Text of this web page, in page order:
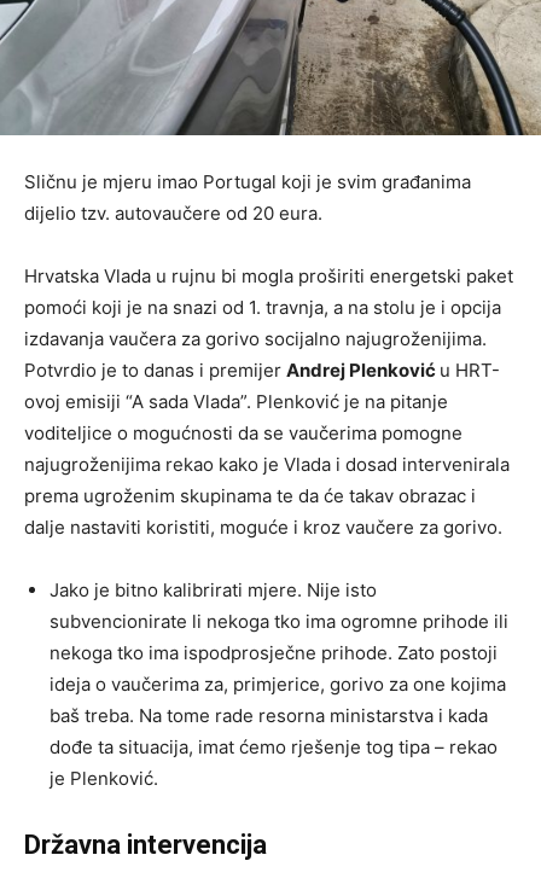
Sličnu je mjeru imao Portugal koji je svim građanima
dijelio tzv. autovaučere od 20 eura.
Hrvatska Vlada u rujnu bi mogla proširiti energetski paket
pomoći koji je na snazi od 1. travnja, a na stolu je i opcija
izdavanja vaučera za gorivo socijalno najugroženijima.
Potvrdio je to danas i premijer Andrej Plenković u HRT-
ovoj emisiji “A sada Vlada”. Plenković je na pitanje
voditeljice o mogućnosti da se vaučerima pomogne
najugroženijima rekao kako je Vlada i dosad intervenirala
prema ugroženim skupinama te da će takav obrazac i
dalje nastaviti koristiti, moguće i kroz vaučere za gorivo.
Jako je bitno kalibrirati mjere. Nije isto
subvencionirate li nekoga tko ima ogromne prihode ili
nekoga tko ima ispodprosječne prihode. Zato postoji
ideja o vaučerima za, primjerice, gorivo za one kojima
baš treba. Na tome rade resorna ministarstva i kada
dođe ta situacija, imat ćemo rješenje tog tipa – rekao
je Plenković.
Državna intervencija